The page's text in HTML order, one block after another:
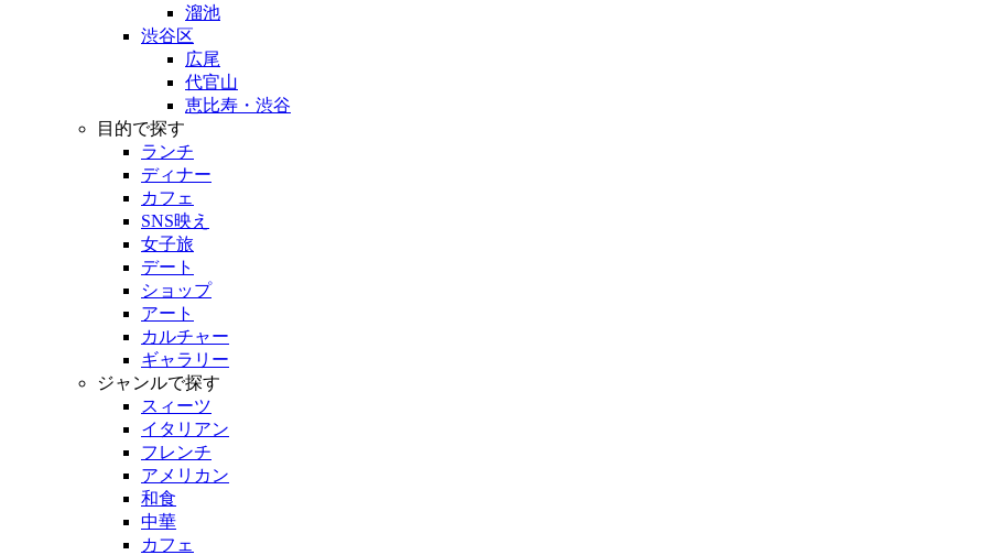
溜池
渋谷区
広尾
代官山
恵比寿・渋谷
目的で探す
ランチ
ディナー
カフェ
SNS映え
女子旅
デート
ショップ
アート
カルチャー
ギャラリー
ジャンルで探す
スィーツ
イタリアン
フレンチ
アメリカン
和食
中華
カフェ